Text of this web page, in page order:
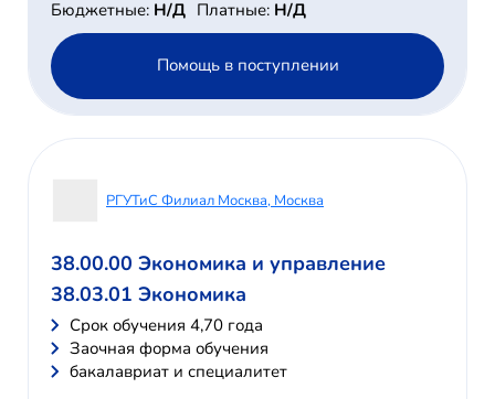
Бюджетные: Н/Д Платные: Н/Д
Помощь в поступлении
РГУТиС Филиал Москва, Москва
38.00.00 Экономика и управление
38.03.01 Экономика
Cрок обучения 4,70 года
Заочная форма обучения
бакалавриат и специалитет